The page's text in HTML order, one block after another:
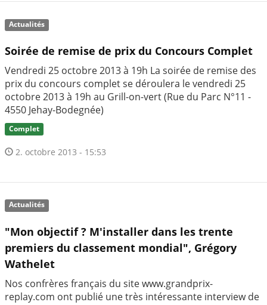
Actualités
Soirée de remise de prix du Concours Complet
Vendredi 25 octobre 2013 à 19h La soirée de remise des
prix du concours complet se déroulera le vendredi 25
octobre 2013 à 19h au Grill-on-vert (Rue du Parc N°11 -
4550 Jehay-Bodegnée)
Complet
2. octobre 2013 - 15:53
Actualités
"Mon objectif ? M'installer dans les trente
premiers du classement mondial", Grégory
Wathelet
Nos confrères français du site www.grandprix-
replay.com ont publié une très intéressante interview de